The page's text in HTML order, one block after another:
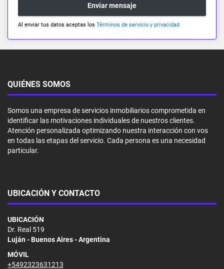
Enviar mensaje
Al enviar tus datos aceptas los Términos de servicio y privacidad
QUIÉNES SOMOS
Somos una empresa de servicios inmobiliarios comprometida en
identificar las motivaciones individuales de nuestros clientes.
Atención personalizada optimizando nuestra interacción con vos
en todas las etapas del servicio. Cada persona es una necesidad
particular.
UBICACIÓN Y CONTACTO
UBICACIÓN
Dr. Real 519
Luján - Buenos Aires - Argentina
MÓVIL
+5492323631213